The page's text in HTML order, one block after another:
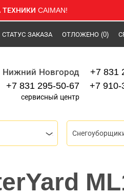
CAIMAN!
СТАТУС ЗАКАЗА ОТЛОЖЕНО (0)
Нижний Новгород
+7 831 295-50-67
сервисный центр
+7 831
+7 910-